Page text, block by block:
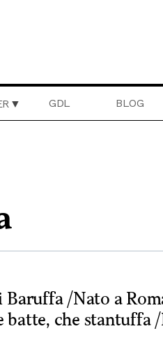
GDL BLOG
Baruffa /Nato a
batte, che stantuffa